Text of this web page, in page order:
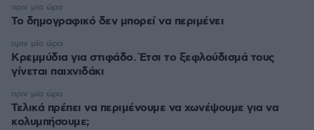
Το δημογραφικό δεν μπορεί να περιμένει
πριν μία ώρα
Κρεμμύδια για στιφάδο. Έτσι το ξεφλούδισμά τους
γίνεται παιχνιδάκι
πριν μία ώρα
Τελικά πρέπει να περιμένουμε να χωνέψουμε για να
κολυμπήσουμε;
πριν μία ώρα